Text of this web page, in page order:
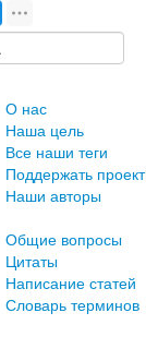
О нас
Наша цель
Все наши теги
Поддержать проект
Наши авторы
Общие вопросы
Цитаты
Написание статей
Словарь терминов